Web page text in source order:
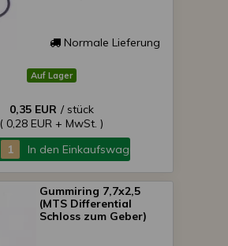
Normale Lieferung
Auf Lager
0,35 EUR / stück
( 0,28 EUR + MwSt. )
In den Einkaufswagen
Gummiring 7,7x2,5
(MTS Differential
Schloss zum Geber)